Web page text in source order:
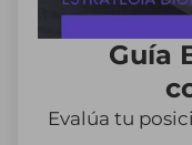
Guía
Evalúa tu